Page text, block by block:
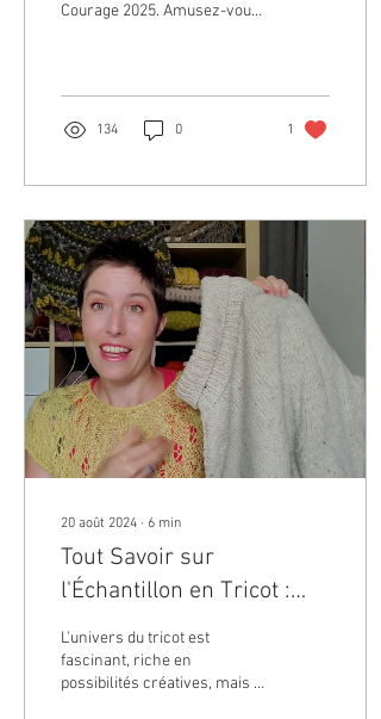
Courage 2025. Amusez-vous
134 0 1
20 août 2024 ∙ 6 min
Tout Savoir sur
l'Échantillon en Tricot :
Guide Complet pour des
Projets Réussis
L'univers du tricot est
fascinant, riche en
possibilités créatives, mais il